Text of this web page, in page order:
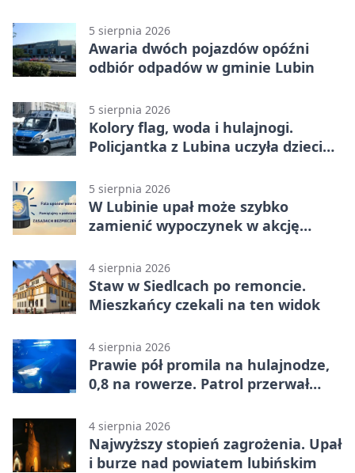
5 sierpnia 2026
Awaria dwóch pojazdów opóźni
odbiór odpadów w gminie Lubin
5 sierpnia 2026
Kolory flag, woda i hulajnogi.
Policjantka z Lubina uczyła dzieci
5 sierpnia 2026
W Lubinie upał może szybko
zamienić wypoczynek w akcję
4 sierpnia 2026
Staw w Siedlcach po remoncie.
Mieszkańcy czekali na ten widok
4 sierpnia 2026
Prawie pół promila na hulajnodze,
0,8 na rowerze. Patrol przerwał
4 sierpnia 2026
Najwyższy stopień zagrożenia. Upał
i burze nad powiatem lubińskim